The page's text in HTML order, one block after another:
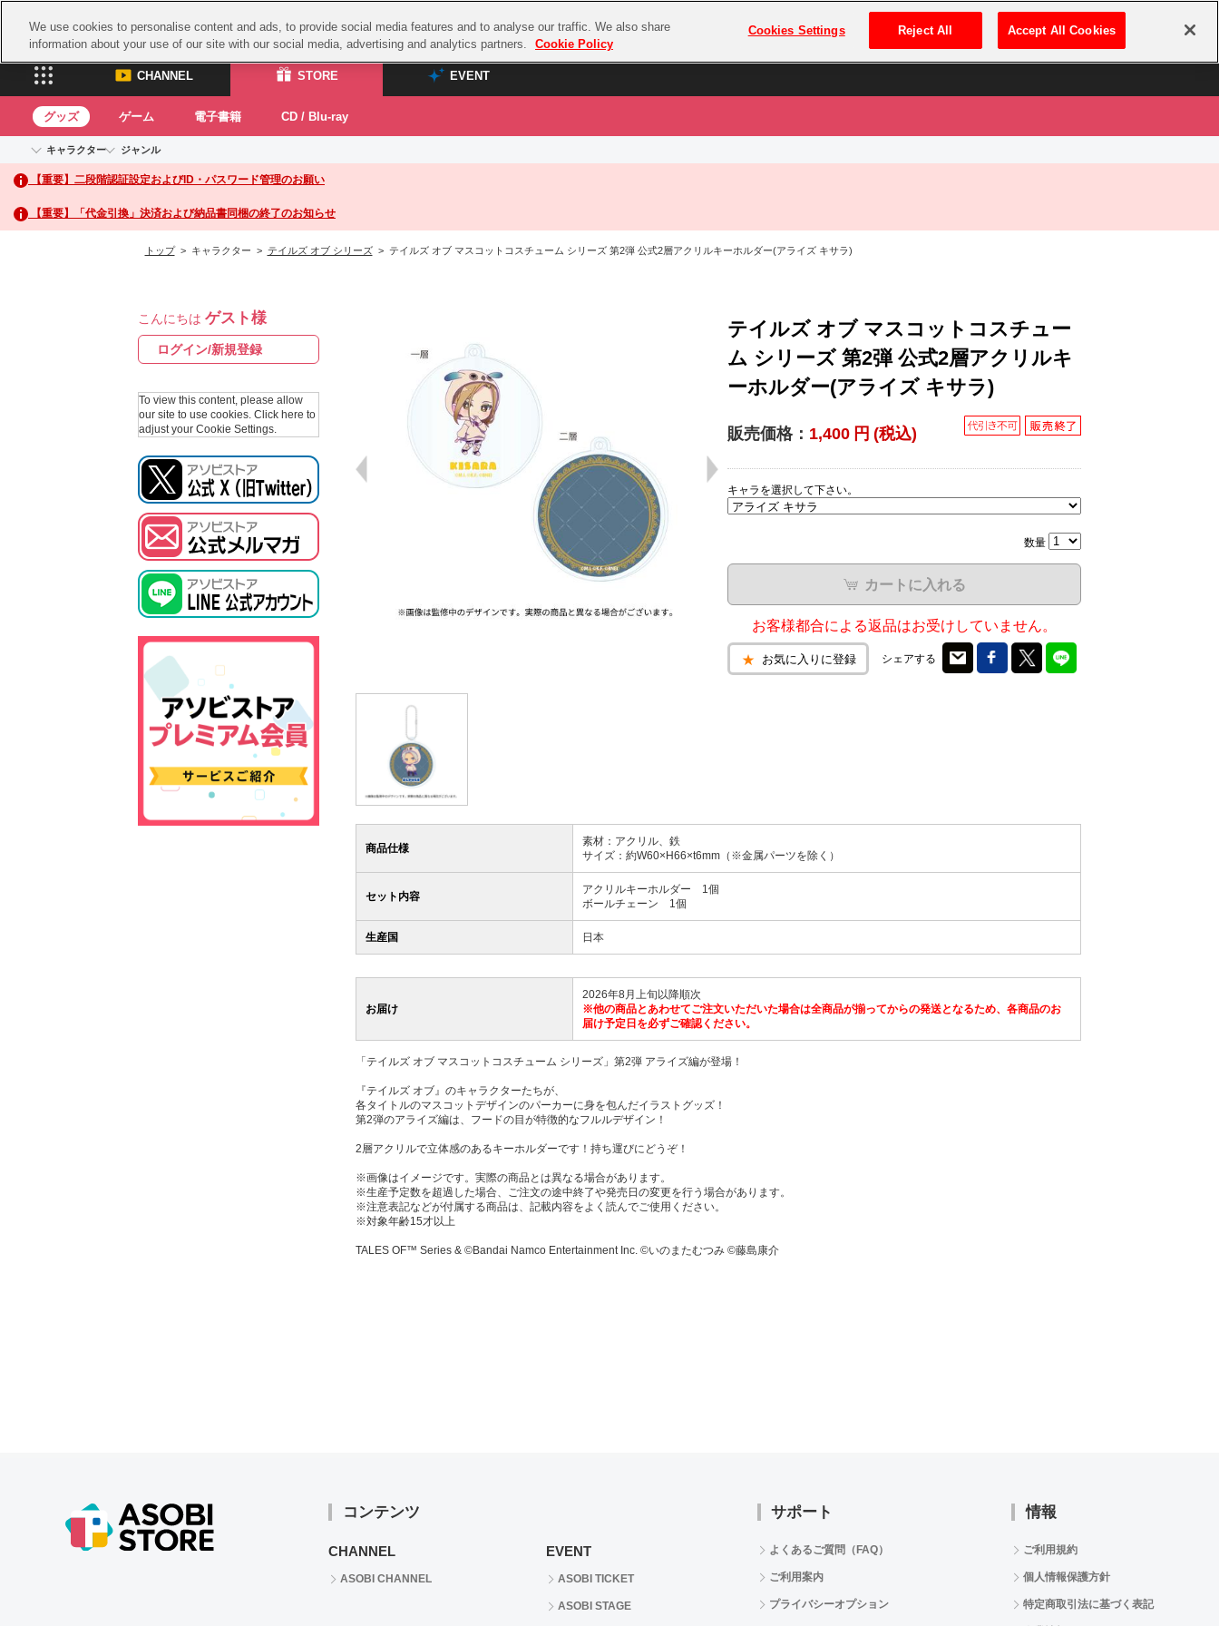
プレミアム会員とは ログイン・新規登録
CHANNEL STORE EVENT
CHANNEL
ASOBI CHANNEL TOP
STORE
ASOBI STORE TOP
グッズ
EVENT
ASOBI STAGE
グッズ ゲーム 電子書籍 CD / Blu-ray
キャラクター
アイドルマスターシリーズ
アイドルマスター
アイドルマスター シンデレラガールズ
アイドルマスター ミリオンライブ！
プロジェクトアイマス ヴイアライヴ
テイルズ オブ シリーズ
ガンダムシリーズ
ドラゴンボール
ラブライブ！サンシャイン‼
ラブライブ！虹ヶ咲学園スクールアイドル同好会
ジャンル
イベントグッズ
トイ・ホビー
【重要】二段階認証設定およびID・パスワード管理のお願い
【重要】「代金引換」決済および納品書同梱の終了のお知らせ
トップ> キャラクター > テイルズ オブ シリーズ> テイルズ オブ マスコットコスチューム シリーズ 第2弾 公式2層アクリルキーホルダー(アライズ キサラ)
こんにちは ゲスト様
ログイン/新規登録
To view this content, please allow
our site to use cookies. Click here to
adjust your Cookie Settings.
テイルズ オブ マスコットコスチュー
ム シリーズ 第2弾 公式2層アクリルキ
ーホルダー(アライズ キサラ)
販売価格： 1,400 円 (税込)
キャラを選択して下さい。
数量
カートに入れる
お客様都合による返品はお受けしていません。
お気に入りに登録 シェアする
商品仕様
素材：アクリル、鉄
サイズ：約W60×H66×t6mm（※金属パーツを除く）
セット内容
アクリルキーホルダー 1個
ボールチェーン 1個
生産国 日本
お届け
2026年8月上旬以降順次
※他の商品とあわせてご注文いただいた場合は全商品が揃ってからの発送となるため、各商品のお
届け予定日を必ずご確認ください。
「テイルズ オブ マスコットコスチューム シリーズ」第2弾 アライズ編が登場！
『テイルズ オブ』のキャラクターたちが、
各タイトルのマスコットデザインのパーカーに身を包んだイラストグッズ！
第2弾のアライズ編は、フードの目が特徴的なフルルデザイン！
2層アクリルで立体感のあるキーホルダーです！持ち運びにどうぞ！
※画像はイメージです。実際の商品とは異なる場合があります。
※生産予定数を超過した場合、ご注文の途中終了や発売日の変更を行う場合があります。
※注意表記などが付属する商品は、記載内容をよく読んでご使用ください。
※対象年齢15才以上
TALES OF™ Series & ©Bandai Namco Entertainment Inc. ©いのまたむつみ ©藤島康介
コンテンツ
CHANNEL
ASOBI CHANNEL
EVENT
ASOBI TICKET
ASOBI STAGE
サポート
よくあるご質問（FAQ）
ご利用案内
プライバシーオプション
情報
ご利用規約
個人情報保護方針
特定商取引法に基づく表記
We use cookies to personalise content and ads, to provide social media features and to analyse our traffic. We also share
information about your use of our site with our social media, advertising and analytics partners.
Cookie Policy
Cookies Settings Reject All Accept All Cookies